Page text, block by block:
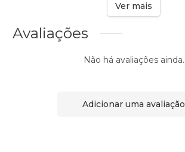
Ver mais
Avaliações
Não há avaliações ainda.
Adicionar uma avaliação